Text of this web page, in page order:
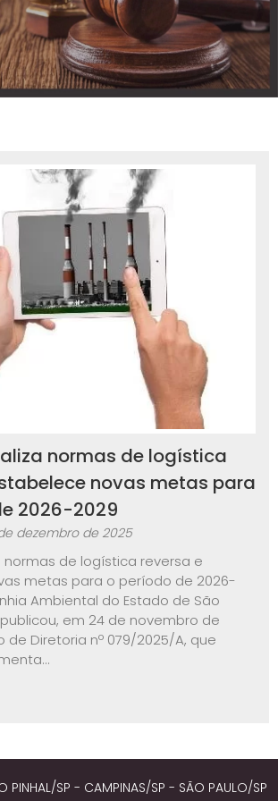
normas de logística
novas metas para
2026-2029
dezembro de 2025
normas de logística reversa e
metas para o período de 2026-
Ambiental do Estado de São
publicou, em 24 de novembro de
de Diretoria nº 079/2025/A, que
PINHAL/SP - CAMPINAS/SP - SÃO PAULO/SP